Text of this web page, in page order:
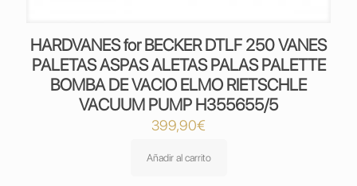
HARDVANES for BECKER DTLF 250 VANES
PALETAS ASPAS ALETAS PALAS PALETTE
BOMBA DE VACIO ELMO RIETSCHLE
VACUUM PUMP H355655/5
399,90€
Añadir al carrito